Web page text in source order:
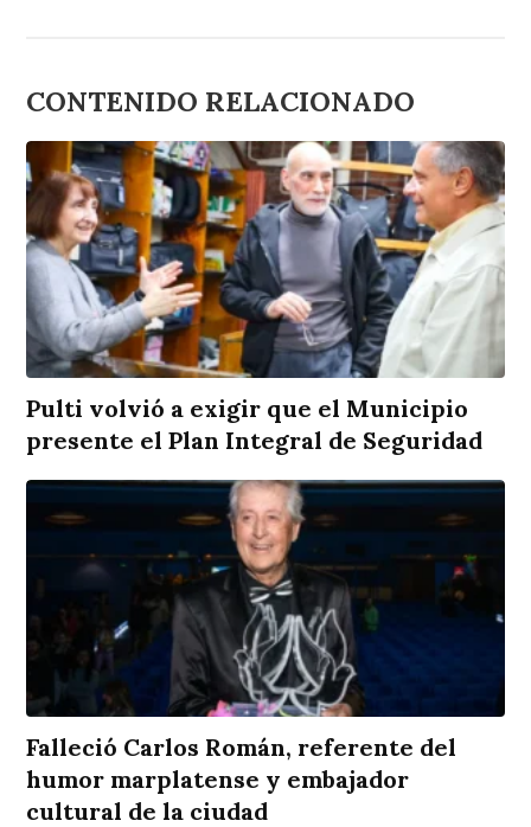
CONTENIDO RELACIONADO
Pulti volvió a exigir que el Municipio
presente el Plan Integral de Seguridad
Falleció Carlos Román, referente del
humor marplatense y embajador
cultural de la ciudad